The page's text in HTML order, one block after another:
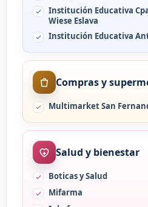
Institución Educativa
Wiese Eslava
Institución Educativa
Compras y
Multimarket San
Salud y bienestar
Boticas y Salud
Mifarma